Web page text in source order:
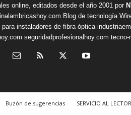
online, editados desde el año 2001 por
Blog de tecnología
para instaladores de fibra óptica
seguridadprofesionalhoy.com tecno-
Buzón de sugerencias SERVICIO AL LECTOR